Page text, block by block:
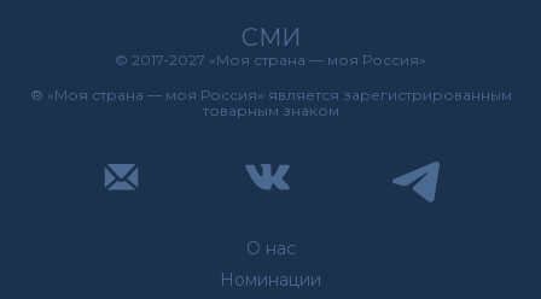
О нас
Номинации
СМИ
© 2017-2027 «Моя страна — моя Россия»
® «Моя страна — моя Россия» является зарегистрированным
товарным знаком